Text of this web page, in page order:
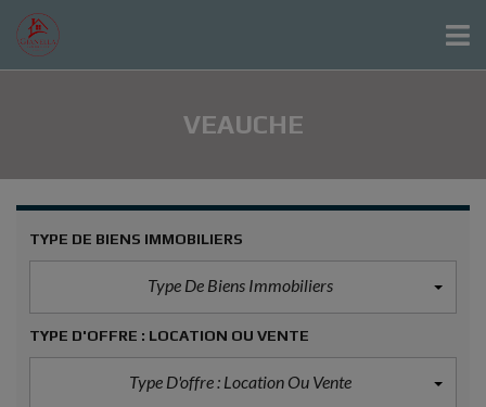
VEAUCHE
TYPE DE BIENS IMMOBILIERS
Type De Biens Immobiliers
TYPE D'OFFRE : LOCATION OU VENTE
Type D'offre : Location Ou Vente